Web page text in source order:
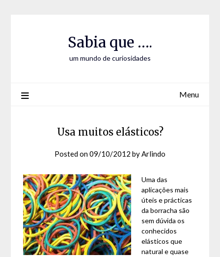
Sabia que ….
um mundo de curiosidades
Menu
Usa muitos elásticos?
Posted on09/10/2012 byArlindo
Uma das
aplicações mais
úteis e prácticas
da borracha são
sem dúvida os
conhecidos
elásticos que
natural e quase